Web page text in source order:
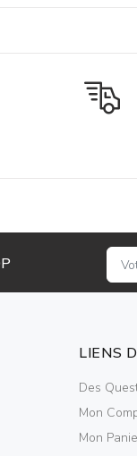
LIENS
Des
Mon
Mon